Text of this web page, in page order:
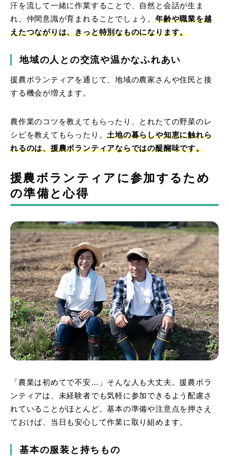
汗を流して一緒に作業することで、自然と会話が生ま
れ、仲間意識が育まれることでしょう。年齢や職業を越
えたつながりは、きっと特別なものになります。
地域の人との交流や温かなふれあい
援農ボランティアを通じて、地域の農家さんや住民と接
する機会が増えます。
農作業のコツを教えてもらったり、とれたての野菜のレ
シピを教えてもらったり。土地の暮らしや知恵に触れら
れるのは、援農ボランティアならではの醍醐味です。
援農ボランティアに参加するため
の準備と心得
「農業は初めてで不安…」そんな人も大丈夫。援農ボラ
ンティアは、未経験者でも気軽に参加できるよう配慮さ
れていることがほとんど。基本の準備や注意点を押さえ
ておけば、当日も安心して作業に取り組めます。
基本の服装と持ちもの